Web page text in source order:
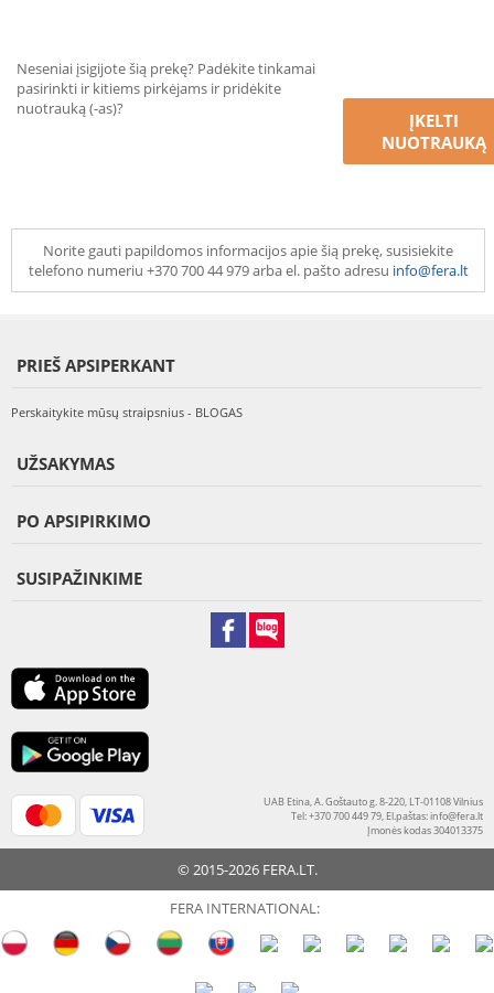
Neseniai įsigijote šią prekę? Padėkite tinkamai
pasirinkti ir kitiems pirkėjams ir pridėkite
nuotrauką (-as)?
ĮKELTI
NUOTRAUKĄ
Norite gauti papildomos informacijos apie šią prekę, susisiekite
telefono numeriu +370 700 44 979 arba el. pašto adresu info@fera.lt
PRIEŠ APSIPERKANT
Perskaitykite mūsų straipsnius - BLOGAS
UŽSAKYMAS
PO APSIPIRKIMO
SUSIPAŽINKIME
UAB Etina, A. Goštauto g. 8-220, LT-01108 Vilnius
Tel: +370 700 449 79, El.paštas:info@fera.lt
Įmonės kodas 304013375
© 2015-2026 FERA.LT.
FERA INTERNATIONAL: